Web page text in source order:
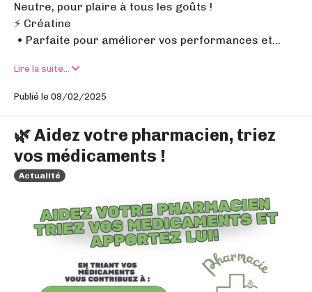
Neutre, pour plaire à tous les goûts !
⚡ Créatine
• Parfaite pour améliorer vos performances et...
Lire la suite...
Publié le 08/02/2025
🌿 Aidez votre pharmacien, triez
vos médicaments !
Actualité